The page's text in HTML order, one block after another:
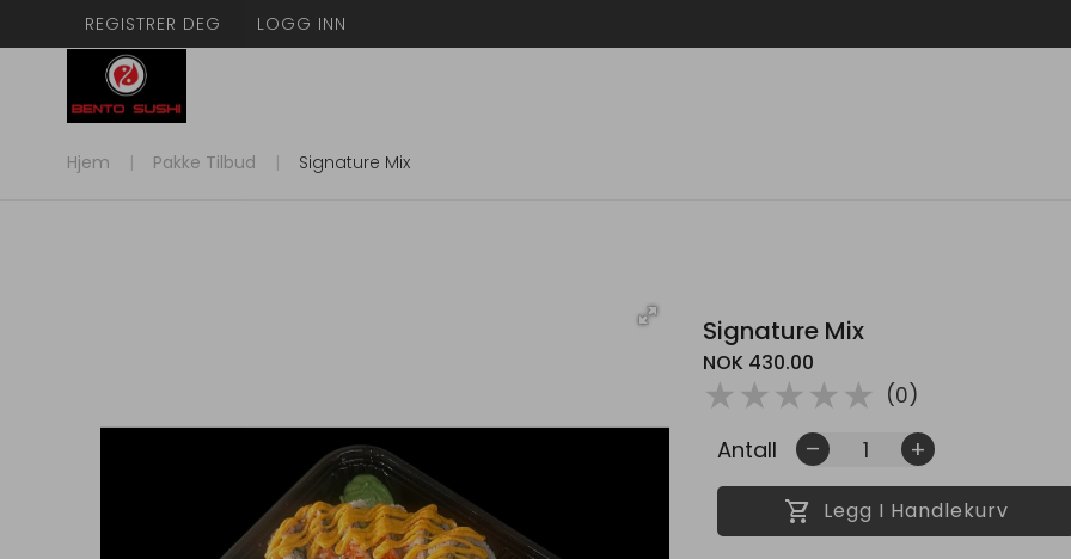
REGISTRER DEG LOGG INN
Hjem Pakke Tilbud Signature Mix
Signature Mix
NOK 430.00
( )
★
( ) ★
( ) ★
( ) ★
( ) ★ (0)
Antall remove add
shopping_cart Legg I Handlekurv